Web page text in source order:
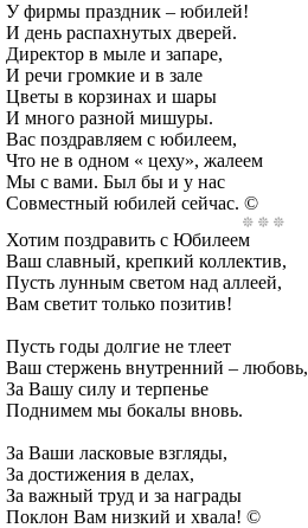
У фирмы праздник – юбилей!
И день распахнутых дверей.
Директор в мыле и запаре,
И речи громкие и в зале
Цветы в корзинах и шары
И много разной мишуры.
Вас поздравляем с юбилеем,
Что не в одном « цеху», жалеем
Мы с вами. Был бы и у нас
Совместный юбилей сейчас. ©
Хотим поздравить с Юбилеем
Ваш славный, крепкий коллектив,
Пусть лунным светом над аллеей,
Вам светит только позитив!
Пусть годы долгие не тлеет
Ваш стержень внутренний – любовь,
За Вашу силу и терпенье
Поднимем мы бокалы вновь.
За Ваши ласковые взгляды,
За достижения в делах,
За важный труд и за награды
Поклон Вам низкий и хвала! ©